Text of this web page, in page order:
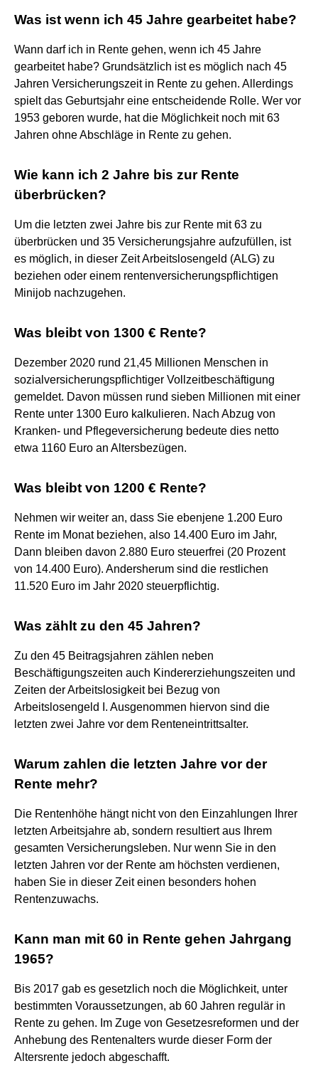
Was ist wenn ich 45 Jahre gearbeitet habe?
Wann darf ich in Rente gehen, wenn ich 45 Jahre
gearbeitet habe? Grundsätzlich ist es möglich nach 45
Jahren Versicherungszeit in Rente zu gehen. Allerdings
spielt das Geburtsjahr eine entscheidende Rolle. Wer vor
1953 geboren wurde, hat die Möglichkeit noch mit 63
Jahren ohne Abschläge in Rente zu gehen.
Wie kann ich 2 Jahre bis zur Rente
überbrücken?
Um die letzten zwei Jahre bis zur Rente mit 63 zu
überbrücken und 35 Versicherungsjahre aufzufüllen, ist
es möglich, in dieser Zeit Arbeitslosengeld (ALG) zu
beziehen oder einem rentenversicherungspflichtigen
Minijob nachzugehen.
Was bleibt von 1300 € Rente?
Dezember 2020 rund 21,45 Millionen Menschen in
sozialversicherungspflichtiger Vollzeitbeschäftigung
gemeldet. Davon müssen rund sieben Millionen mit einer
Rente unter 1300 Euro kalkulieren. Nach Abzug von
Kranken- und Pflegeversicherung bedeute dies netto
etwa 1160 Euro an Altersbezügen.
Was bleibt von 1200 € Rente?
Nehmen wir weiter an, dass Sie ebenjene 1.200 Euro
Rente im Monat beziehen, also 14.400 Euro im Jahr,
Dann bleiben davon 2.880 Euro steuerfrei (20 Prozent
von 14.400 Euro). Andersherum sind die restlichen
11.520 Euro im Jahr 2020 steuerpflichtig.
Was zählt zu den 45 Jahren?
Zu den 45 Beitragsjahren zählen neben
Beschäftigungszeiten auch Kindererziehungszeiten und
Zeiten der Arbeitslosigkeit bei Bezug von
Arbeitslosengeld I. Ausgenommen hiervon sind die
letzten zwei Jahre vor dem Renteneintrittsalter.
Warum zahlen die letzten Jahre vor der
Rente mehr?
Die Rentenhöhe hängt nicht von den Einzahlungen Ihrer
letzten Arbeitsjahre ab, sondern resultiert aus Ihrem
gesamten Versicherungsleben. Nur wenn Sie in den
letzten Jahren vor der Rente am höchsten verdienen,
haben Sie in dieser Zeit einen besonders hohen
Rentenzuwachs.
Kann man mit 60 in Rente gehen Jahrgang
1965?
Bis 2017 gab es gesetzlich noch die Möglichkeit, unter
bestimmten Voraussetzungen, ab 60 Jahren regulär in
Rente zu gehen. Im Zuge von Gesetzesreformen und der
Anhebung des Rentenalters wurde dieser Form der
Altersrente jedoch abgeschafft.